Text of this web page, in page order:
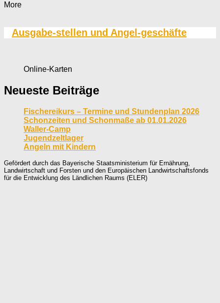
More
Ausgabe-stellen und Angel-geschäfte
Online-Karten
Neueste Beiträge
Fischereikurs – Termine und Stundenplan 2026
Schonzeiten und Schonmaße ab 01.01.2026
Waller-Camp
Jugendzeltlager
Angeln mit Kindern
Gefördert durch das Bayerische Staatsministerium für Ernährung,
Landwirtschaft und Forsten und den Europäischen Landwirtschaftsfonds
für die Entwicklung des Ländlichen Raums (ELER)